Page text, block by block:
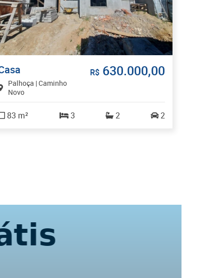
Casa
Palhoça | Caminho
Novo
R$ 630.000,00
83 m² 3 2 2